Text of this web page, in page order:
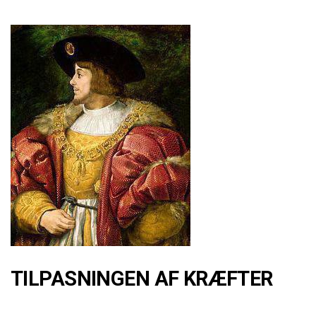
TILPASNINGEN AF KRÆFTER